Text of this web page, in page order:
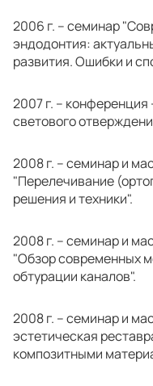
2006 г. – семинар
эндодонтия:
развития. Ошибки и
2007 г. –
светового
2008 г. – семинар и
"Перелечивание
решения и техники".
2008 г. – семинар и
"Обзор современных
обтурации каналов".
2008 г. – семинар и
эстетическая
композитными